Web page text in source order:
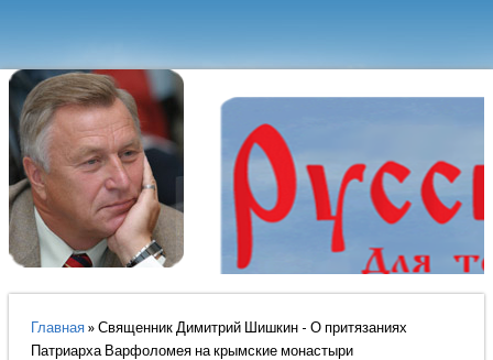
Вы здесь
Главная» Священник Димитрий Шишкин - О притязаниях
Патриарха Варфоломея на крымские монастыри